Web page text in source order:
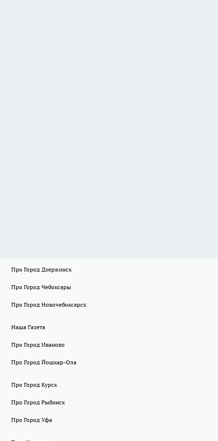
Про Город Дзержинск
Про Город Чебоксары
Про Город Новочебоксарск
Наша Газета
Про Город Иваново
Про Город Йошкар-Ола
Про Город Курск
Про Город Рыбинск
Про Город Уфа